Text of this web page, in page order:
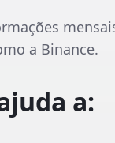
a Binance.
a: